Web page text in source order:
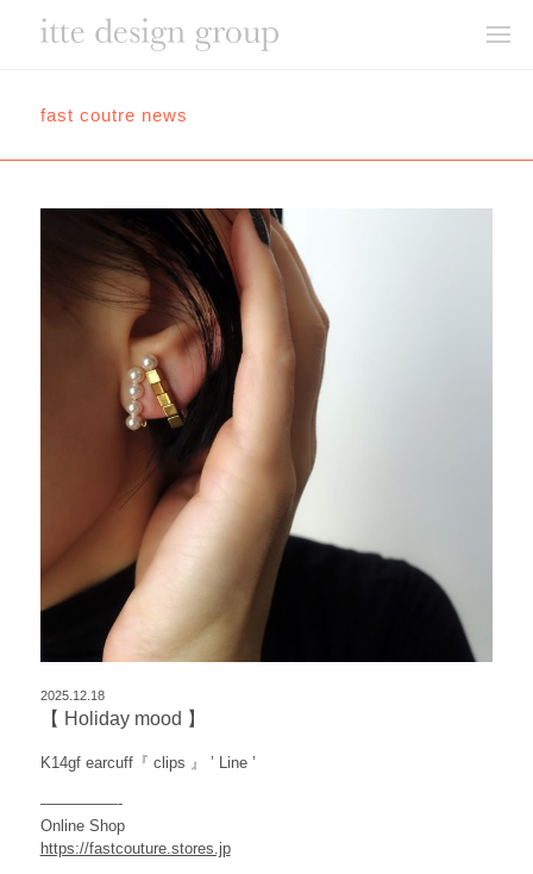
fast coutre news
2025.12.18
【 Holiday mood 】
K14gf earcuff『 clips 』 ’ Line ’
—————-
Online Shop
https://fastcouture.stores.jp